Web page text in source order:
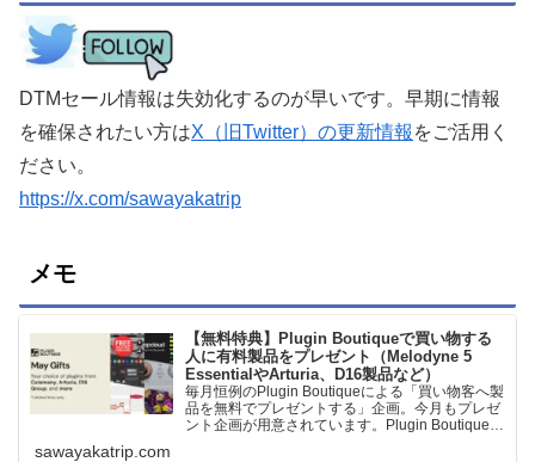
DTMセール情報は失効化するのが早いです。早期に情報
を確保されたい方はX（旧Twitter）の更新情報 をご活用く
ださい。
https://x.com/sawayakatrip
メモ
【無料特典】Plugin Boutiqueで買い物する
人に有料製品をプレゼント（Melodyne 5
EssentialやArturia、D16製品など）
毎月恒例のPlugin Boutiqueによる「買い物客へ製
品を無料でプレゼントする」企画。今月もプレゼ
ント企画が用意されています。Plugin Boutiqueで
sawayakatrip.com